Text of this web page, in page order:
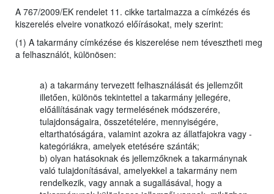
A 767/2009/EK rendelet 11. cikke tartalmazza a címkézés és
kiszerelés elveire vonatkozó előírásokat, mely szerint:
(1) A takarmány címkézése és kiszerelése nem tévesztheti meg
a felhasználót, különösen:
a) a takarmány tervezett felhasználását és jellemzőit
illetően, különös tekintettel a takarmány jellegére,
előállításának vagy termelésének módszerére,
tulajdonságaira, összetételére, mennyiségére,
eltarthatóságára, valamint azokra az állatfajokra vagy -
kategóriákra, amelyek etetésére szánták;
b) olyan hatásoknak és jellemzőknek a takarmánynak
való tulajdonításával, amelyekkel a takarmány nem
rendelkezik, vagy annak a sugallásával, hogy a